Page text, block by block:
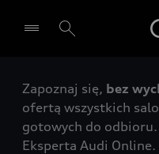
Wybierz
Zapoznaj się, bez
ofertą wszystkich
gotowych do
Eksperta Audi Online.